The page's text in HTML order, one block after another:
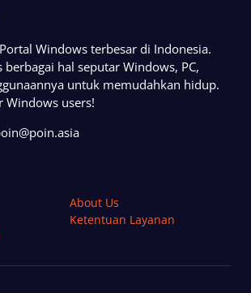
Windows terbesar di Indonesia.
berbagai hal seputar Windows, PC,
untuk memudahkan hidup.
Windows users!
About Us
Ketentuan Layanan